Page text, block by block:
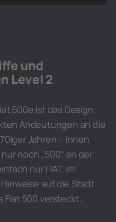
und
Level 2
500e ist das Design
Andeutungen an die
Jahren – innen
noch „500“ an der
nur FIAT. Im
auf die Stadt
Fiat 500 versteckt.